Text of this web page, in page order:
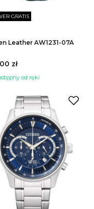
GRATIS
Leather AW1231-07A
zł